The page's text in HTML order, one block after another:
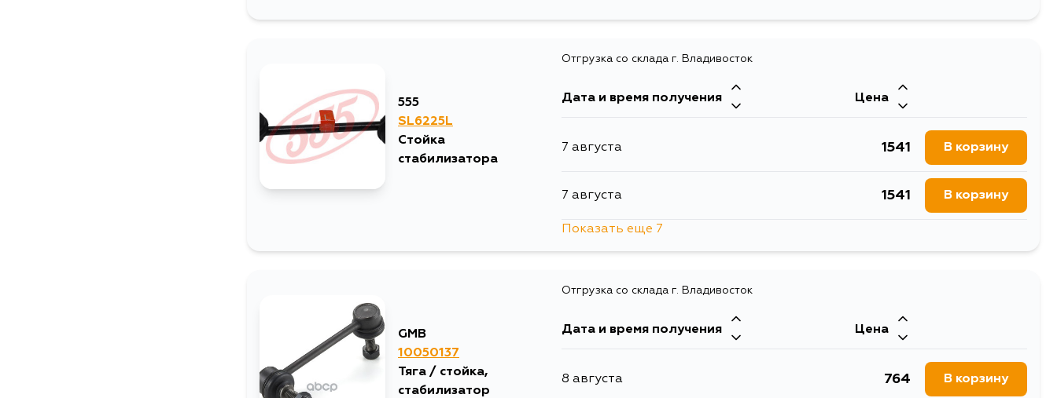
555
SL6225L
Стойка
стабилизатора
Отгрузка со склада г. Владивосток
Дата и время получения Цена
7 августа 1541 В корзину
7 августа 1541 В корзину
10 августа
10 августа 1197
10 августа 1852 В корзину
Показать еще 7
GMB
10050137
Тяга / стойка,
стабилизатор
Отгрузка со склада г. Владивосток
Дата и время получения Цена
8 августа 764 В корзину